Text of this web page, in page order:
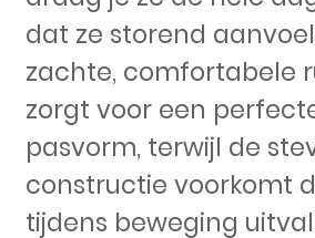
dat ze storend
zachte, comfortabele
zorgt voor een
pasvorm, terwijl de
constructie voorkomt
tijdens beweging